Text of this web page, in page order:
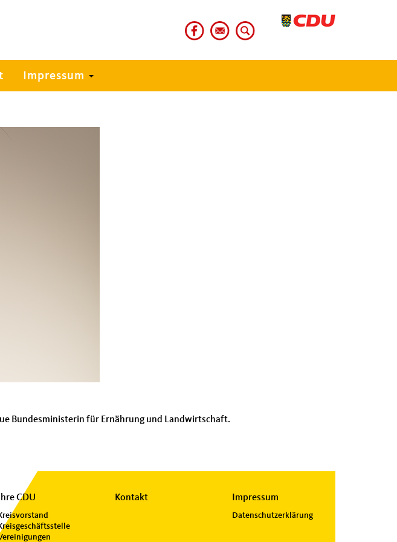
Impressum
Bundesministerin für Ernährung und Landwirtschaft.
Ihre CDU
Kreisvorstand
Kreisgeschäftsstelle
Kontakt Impressum
Datenschutzerklärung